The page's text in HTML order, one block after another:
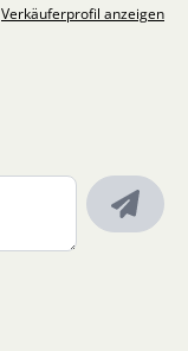
Verkäuferprofil anzeigen